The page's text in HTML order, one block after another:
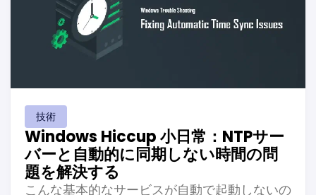
技術
Windows Hiccup 小日常：NTPサー
バーと自動的に同期しない時間の問
題を解決する
こんな基本的なサービスが自動で起動しないの